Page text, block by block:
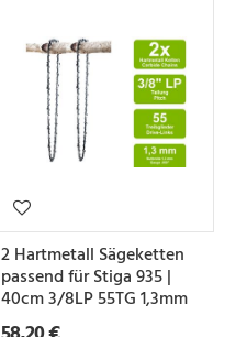
2 Hartmetall Sägeketten
passend für Stiga 935 |
40cm 3/8LP 55TG 1,3mm